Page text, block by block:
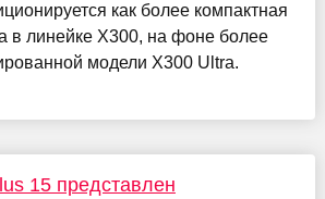
как более компактная
в линейке X300, на фоне более
модели X300 Ultra.
15 представлен